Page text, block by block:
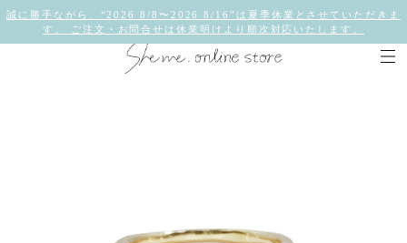
誠に勝手ながら、“2026 8/8〜2026 8/16”は夏季休業とさせていただきま
す。 ご注文・お問合せは休業明けより順次対応いたします。